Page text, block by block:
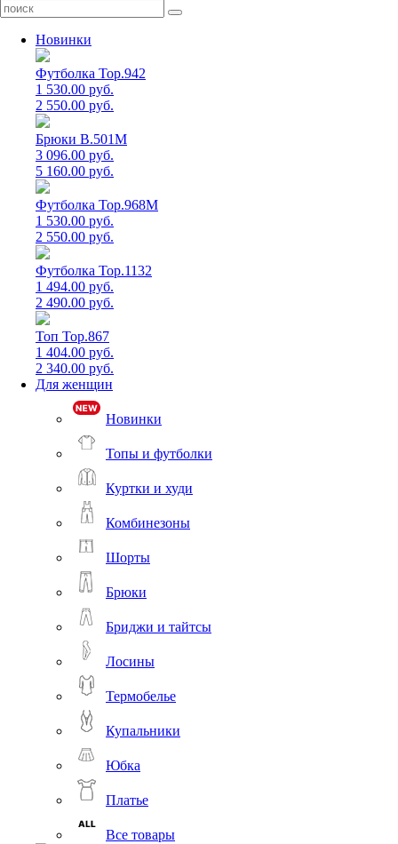
Новинки
Футболка Top.942
1 530.00 руб.
2 550.00 руб.
Брюки B.501M
3 096.00 руб.
5 160.00 руб.
Футболка Top.968M
1 530.00 руб.
2 550.00 руб.
Футболка Top.1132
1 494.00 руб.
2 490.00 руб.
Топ Top.867
1 404.00 руб.
2 340.00 руб.
Для женщин
Новинки
Топы и футболки
Куртки и худи
Комбинезоны
Шорты
Брюки
Бриджи и тайтсы
Лосины
Термобелье
Купальники
Юбка
Платье
Все товары